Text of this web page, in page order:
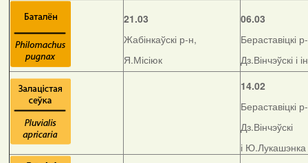
21.03
Жабінкаўскі р-н,
Я.Місіюк
06.03
Бераставіцкі
Дз.Вінчэўскі і
14.02
Бераставіцкі
Дз.Вінчэўскі
і Ю.Лукашэнка